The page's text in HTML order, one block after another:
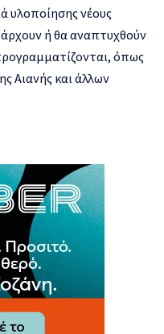
υλοποίησης νέους
ή θα αναπτυχθούν
όπως
Αιανής και άλλων